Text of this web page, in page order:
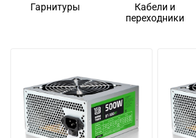
Гарнитуры
Кабели и
переходники